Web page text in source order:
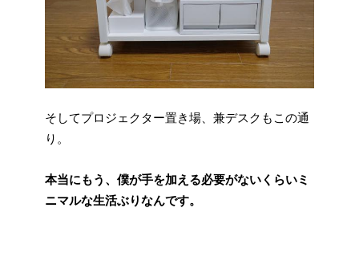
そしてプロジェクター置き場、兼デスクもこの通
り。
本当にもう、僕が手を加える必要がないくらいミ
ニマルな生活ぶりなんです。